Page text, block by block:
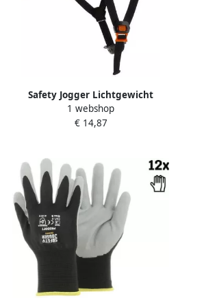
Safety Jogger Lichtgewicht
veiligheidshelm | Geel |
Universeel SW8002UNI
1 webshop
€ 14,87